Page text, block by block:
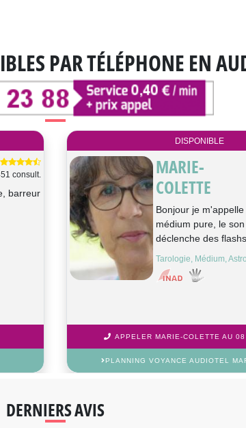
PAR TÉLÉPHONE EN
consult.
barreur
DISPONIBLE
MARIE-
COLETTE
Bonjour je m'appelle
médium pure, le
déclenche des
Tarologie, Médium,
APPELER MARIE-COLETTE AU
PLANNING VOYANCE AUDIOTEL
DERNIERS AVIS